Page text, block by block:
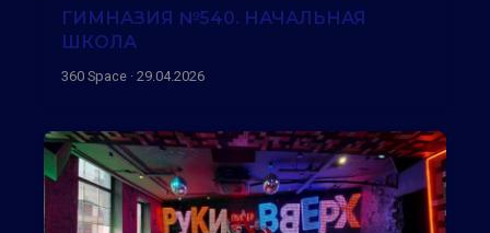
ГИМНАЗИЯ №540. НАЧАЛЬНАЯ
ШКОЛА
360 Space · 29.04.2026